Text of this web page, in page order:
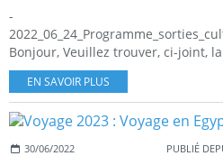
-
Bonjour, Veuillez trouver, ci-joint,
EN SAVOIR PLUS
30/06/2022 PUBLIÉ